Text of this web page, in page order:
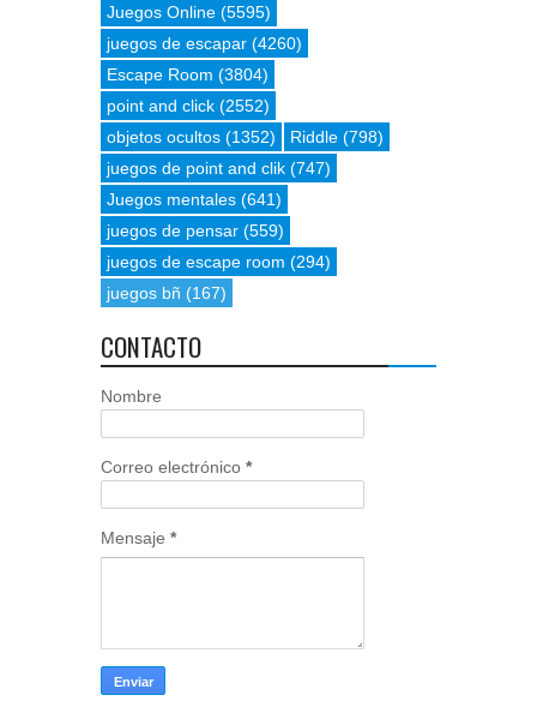
Juegos Online (5595)
juegos de escapar (4260)
Escape Room (3804)
point and click (2552)
objetos ocultos (1352) Riddle (798)
juegos de point and clik (747)
Juegos mentales (641)
juegos de pensar (559)
juegos de escape room (294)
juegos bñ (167)
CONTACTO
Nombre
Correo electrónico *
Mensaje *